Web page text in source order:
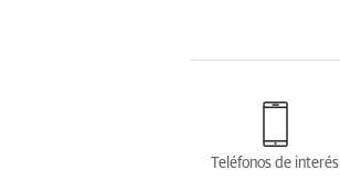
Teléfonos de interés